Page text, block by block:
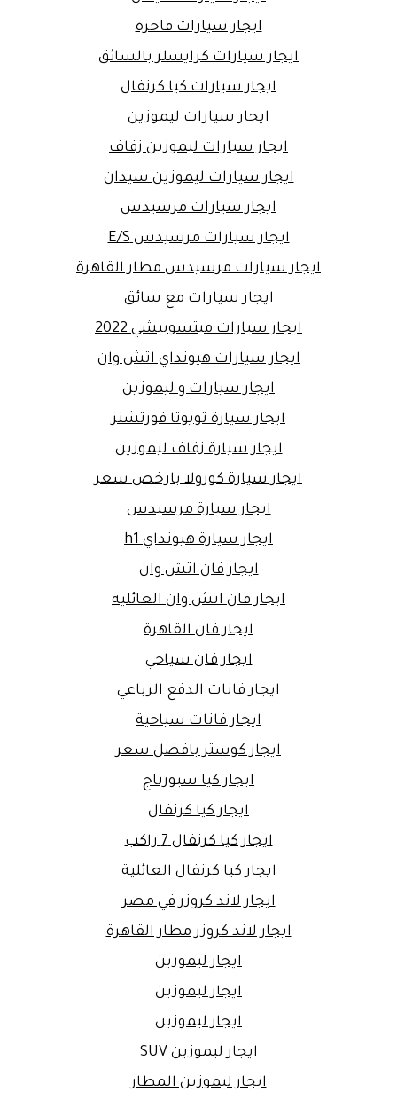
ايجار سيارات فاخرة
ايجار سيارات كرايسلر بالسائق
ايجار سيارات كيا كرنفال
ايجار سيارات ليموزين
ايجار سيارات ليموزين زفاف
ايجار سيارات ليموزين سيدان
ايجار سيارات مرسيدس
ايجار سيارات مرسيدس E/S
ايجار سيارات مرسيدس مطار القاهرة
ايجار سيارات مع سائق
ايجار سيارات ميتسوبيشي 2022
ايجار سيارات هيونداي اتش وان
ايجار سيارات و ليموزين
ايجار سيارة تويوتا فورتشنر
ايجار سيارة زفاف ليموزين
ايجار سيارة كورولا بارخص سعر
ايجار سيارة مرسيدس
ايجار سيارة هيونداي h1
ايجار فان اتش وان
ايجار فان اتش وان العائلية
ايجار فان القاهرة
ايجار فان سياحي
ايجار فانات الدفع الرباعي
ايجار فانات سياحية
ايجار كوستر بافضل سعر
ايجار كيا سبورتاج
ايجار كيا كرنفال
ايجار كيا كرنفال 7 راكب
ايجار كيا كرنفال العائلية
ايجار لاند كروزر في مصر
ايجار لاند كروزر مطار القاهرة
ايجار ليموزين
ايجار ليموزين
ايجار ليموزين
ايجار ليموزين SUV
ايجار ليموزين المطار